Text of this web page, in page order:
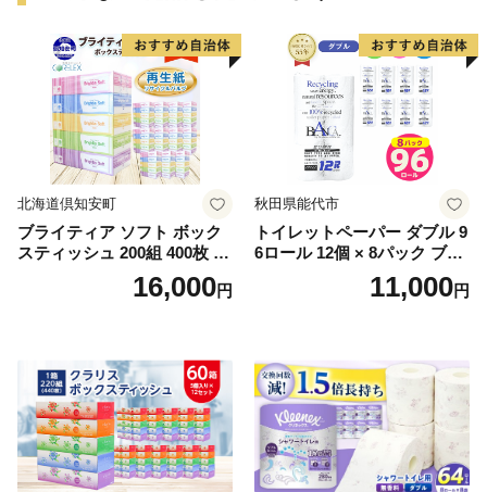
北海道倶知安町
ブライティア ソフト ボック
スティッシュ 200組 400枚 60
箱 日本製 まとめ買い ティッ
シュ リサイクル 長持 防災 常
倶知安町 日用品
16,000円
秋田県能代市
トイレットペーパー ダブル 9
6ロール 12個 × 8パック ブラ
ンカ 再生紙 100％ 芯あり 日
用品 消耗品 無香料 生活用品
11,000円